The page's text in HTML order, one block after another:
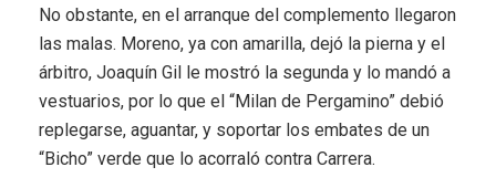
No obstante, en el arranque del complemento llegaron
las malas. Moreno, ya con amarilla, dejó la pierna y el
árbitro, Joaquín Gil le mostró la segunda y lo mandó a
vestuarios, por lo que el “Milan de Pergamino” debió
replegarse, aguantar, y soportar los embates de un
“Bicho” verde que lo acorraló contra Carrera.